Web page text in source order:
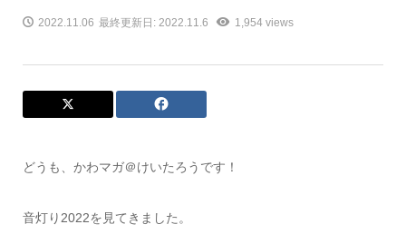
2022.11.06 最終更新日: 2022.11.6 1,954 views
どうも、かわマガ＠けいたろうです！
音灯り2022を見てきました。